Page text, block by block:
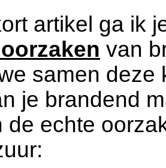
artikel ga ik
van
samen deze
je brandend
de echte